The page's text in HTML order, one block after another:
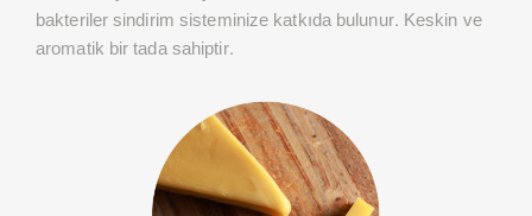
bakteriler sindirim sisteminize katkıda bulunur. Keskin ve
aromatik bir tada sahiptir.